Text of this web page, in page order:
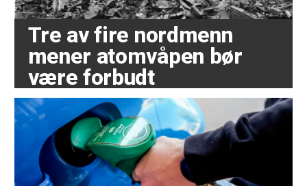
Tre av fire nordmenn
mener atomvåpen bør
være forbudt